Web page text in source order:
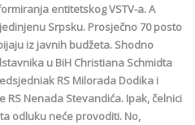
entitetskog VSTV-a. A
Srpsku. Prosječno 70 posto
iz javnih budžeta. Shodno
u BiH Christiana Schmidta
RS Milorada Dodika i
Nenada Stevandića. Ipak, čelnici
odluku neće provoditi. No,